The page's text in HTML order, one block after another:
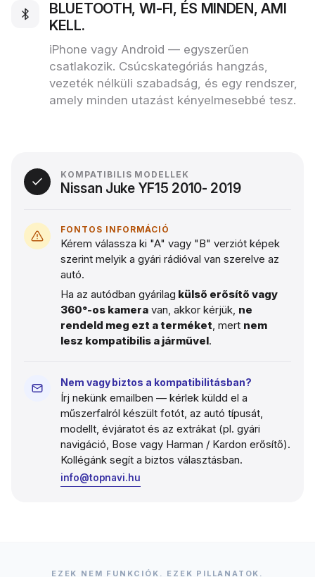
BLUETOOTH, WI‑FI, ÉS MINDEN, AMI
KELL.
iPhone vagy Android — egyszerűen
csatlakozik. Csúcskategóriás hangzás,
vezeték nélküli szabadság, és egy rendszer,
amely minden utazást kényelmesebbé tesz.
KOMPATIBILIS MODELLEK
Nissan Juke YF15 2010- 2019
FONTOS INFORMÁCIÓ
Kérem válassza ki "A" vagy "B" verziót képek
szerint melyik a gyári rádióval van szerelve az
autó.
Ha az autódban gyárilag külső erősítő vagy
360°-os kamera van, akkor kérjük, ne
rendeld meg ezt a terméket , mert nem
lesz kompatibilis a járművel.
Nem vagy biztos a kompatibilitásban?
Írj nekünk emailben — kérlek küldd el a
műszerfalról készült fotót, az autó típusát,
modellt, évjáratot és az extrákat (pl. gyári
navigáció, Bose vagy Harman / Kardon erősítő).
Kollégánk segít a biztos választásban.
info@topnavi.hu
EZEK NEM FUNKCIÓK. EZEK PILLANATOK.